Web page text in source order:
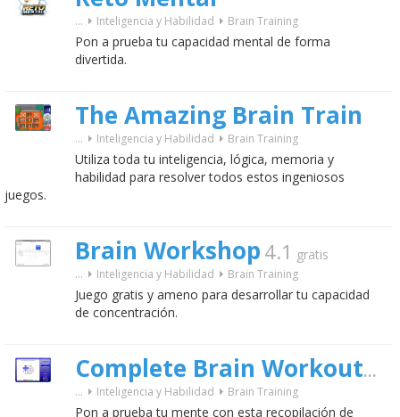
... Inteligencia y Habilidad Brain Training
Pon a prueba tu capacidad mental de forma
divertida.
The Amazing Brain Train
... Inteligencia y Habilidad Brain Training
Utiliza toda tu inteligencia, lógica, memoria y
habilidad para resolver todos estos ingeniosos
juegos.
Brain Workshop 4.1 gratis
... Inteligencia y Habilidad Brain Training
Juego gratis y ameno para desarrollar tu capacidad
de concentración.
Complete Brain Workout1.0
... Inteligencia y Habilidad Brain Training
Pon a prueba tu mente con esta recopilación de